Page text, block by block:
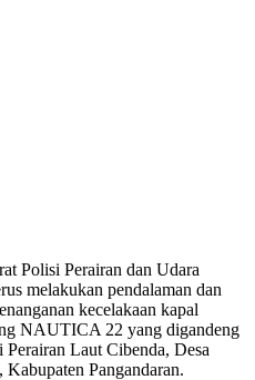
Polisi Perairan dan Udara
melakukan pendalaman dan
kecelakaan kapal
NAUTICA 22 yang digandeng
Laut Cibenda, Desa
Pangandaran.